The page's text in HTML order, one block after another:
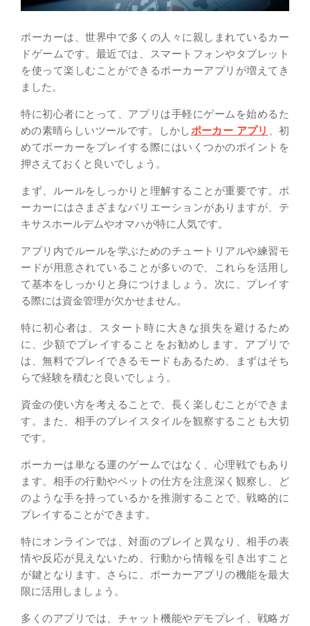
ポーカーは、世界中で多くの人々に親しまれているカー
ドゲームです。最近では、スマートフォンやタブレット
を使って楽しむことができるポーカーアプリが増えてき
ました。
特に初心者にとって、アプリは手軽にゲームを始めるた
めの素晴らしいツールです。しかしポーカー アプリ
、初
めてポーカーをプレイする際にはいくつかのポイントを
押さえておくと良いでしょう。
まず、ルールをしっかりと理解することが重要です。ポ
ーカーにはさまざまなバリエーションがありますが、テ
キサスホールデムやオマハが特に人気です。
アプリ内でルールを学ぶためのチュートリアルや練習モ
ードが用意されていることが多いので、これらを活用し
て基本をしっかりと身につけましょう。次に、プレイす
る際には資金管理が欠かせません。
特に初心者は、スタート時に大きな損失を避けるため
に、少額でプレイすることをお勧めします。アプリで
は、無料でプレイできるモードもあるため、まずはそち
らで経験を積むと良いでしょう。
資金の使い方を考えることで、長く楽しむことができま
す。また、相手のプレイスタイルを観察することも大切
です。
ポーカーは単なる運のゲームではなく、心理戦でもあり
ます。相手の行動やベットの仕方を注意深く観察し、ど
のような手を持っているかを推測することで、戦略的に
プレイすることができます。
特にオンラインでは、対面のプレイと異なり、相手の表
情や反応が見えないため、行動から情報を引き出すこと
が鍵となります。さらに、ポーカーアプリの機能を最大
限に活用しましょう。
多くのアプリでは、チャット機能やデモプレイ、戦略ガ